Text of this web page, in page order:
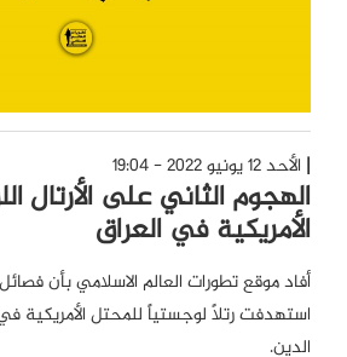
الأحد 12 يونيو 2022 - 19:04
الهجوم الثاني على الأرتال
الأمريكية في العراق
أفاد موقع تطورات العالم الاسلامي بأن
استهدفت رتلاً لوجستياً للمحتل
الدين.